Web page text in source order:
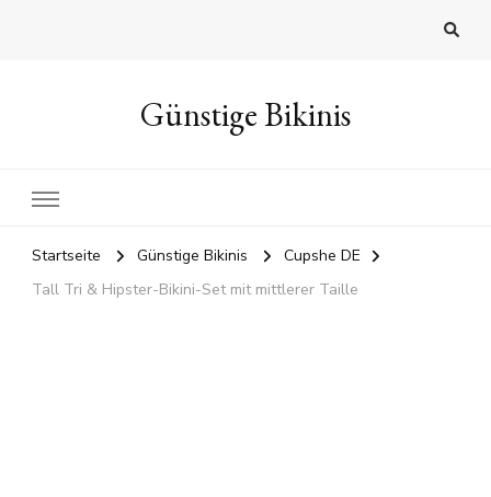
Günstige Bikinis
Startseite Günstige Bikinis
Cupshe DE
Tall Tri & Hipster-Bikini-Set mit mittlerer Taille